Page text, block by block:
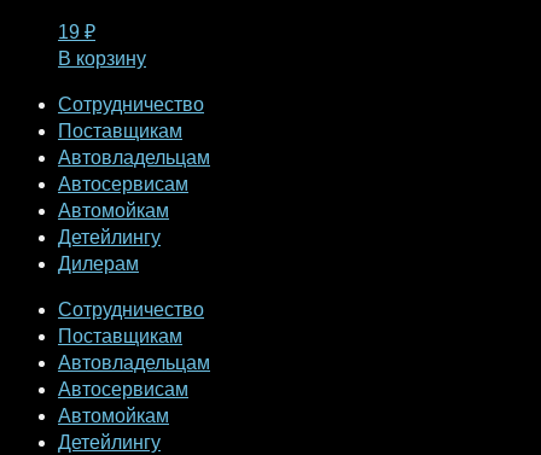
19 ₽
В корзину
Сотрудничество
Поставщикам
Автовладельцам
Автосервисам
Автомойкам
Детейлингу
Дилерам
Сотрудничество
Поставщикам
Автовладельцам
Автосервисам
Автомойкам
Детейлингу